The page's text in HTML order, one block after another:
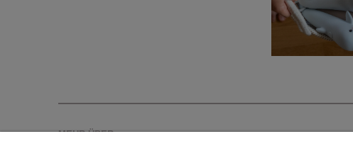
MEHR ÜBER...